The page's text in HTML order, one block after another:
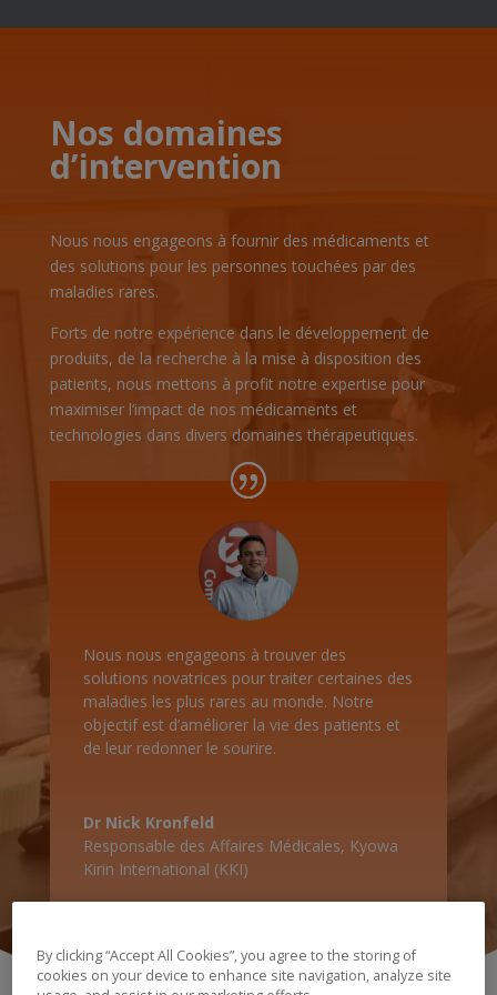
Nos domaines
d’intervention
Nous nous engageons à fournir des médicaments et
des solutions pour les personnes touchées par des
maladies rares.
Forts de notre expérience dans le développement de
produits, de la recherche à la mise à disposition des
patients, nous mettons à profit notre expertise pour
maximiser l’impact de nos médicaments et
technologies dans divers domaines thérapeutiques.
Nous nous engageons à trouver des
solutions novatrices pour traiter certaines des
maladies les plus rares au monde. Notre
objectif est d’améliorer la vie des patients et
de leur redonner le sourire.
Dr Nick Kronfeld
Responsable des Affaires Médicales, Kyowa
Kirin International (KKI)
By clicking “Accept All Cookies”, you agree to the storing of
cookies on your device to enhance site navigation, analyze site